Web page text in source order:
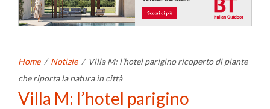
Home / Notizie / Villa M: l’hotel parigino ricoperto di piante
che riporta la natura in città
Villa M: l’hotel parigino